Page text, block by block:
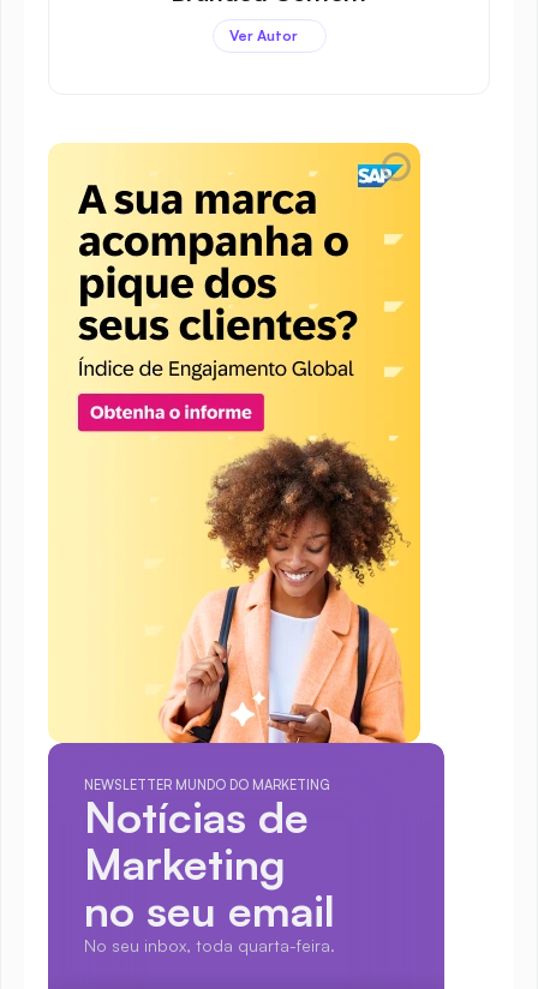
Ver Autor
NEWSLETTER MUNDO DO MARKETING
Notícias de
Marketing
no seu email
No seu inbox, toda quarta-feira.